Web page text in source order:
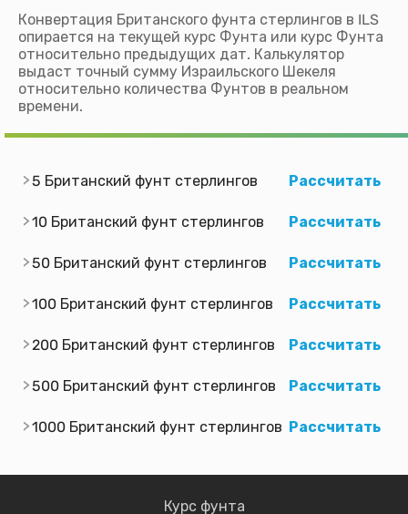
Конвертация Британского фунта стерлингов в ILS
опирается на текущей курс Фунта или курс Фунта
относительно предыдущих дат. Калькулятор
выдаст точный сумму Израильского Шекеля
относительно количества Фунтов в реальном
времени.
5 Британский фунт стерлингов Рассчитать
10 Британский фунт стерлингов Рассчитать
50 Британский фунт стерлингов Рассчитать
100 Британский фунт стерлингов Рассчитать
200 Британский фунт стерлингов Рассчитать
500 Британский фунт стерлингов Рассчитать
1000 Британский фунт стерлингов Рассчитать
Курс фунта